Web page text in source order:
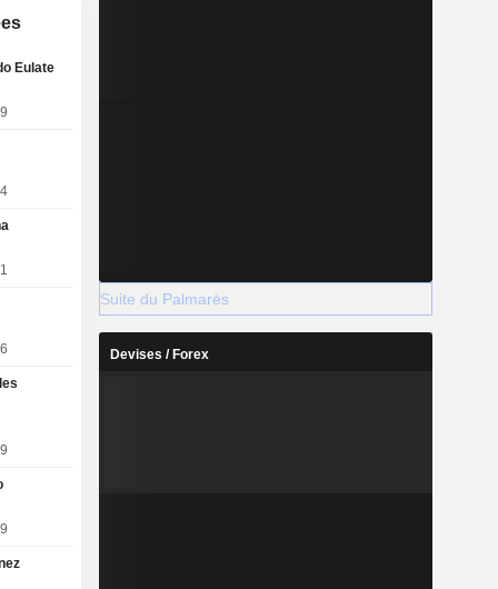
Eulate
Suite du Palmarès
Devises / Forex